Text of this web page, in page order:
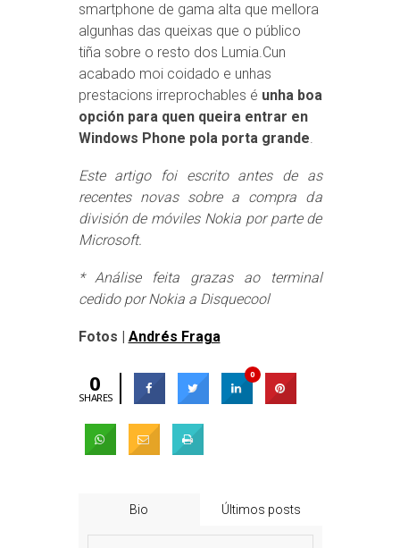
smartphone de gama alta que mellora
algunhas das queixas que o público
tiña sobre o resto dos Lumia.Cun
acabado moi coidado e unhas
prestacions irreprochables é unha boa
opción para quen queira entrar en
Windows Phone pola porta grande.
Este artigo foi escrito antes de as
recentes novas sobre a compra da
división de móviles Nokia por parte de
Microsoft.
* Análise feita grazas ao terminal
cedido por Nokia a Disquecool
Fotos | Andrés Fraga
0
SHARES
0
Bio Últimos posts